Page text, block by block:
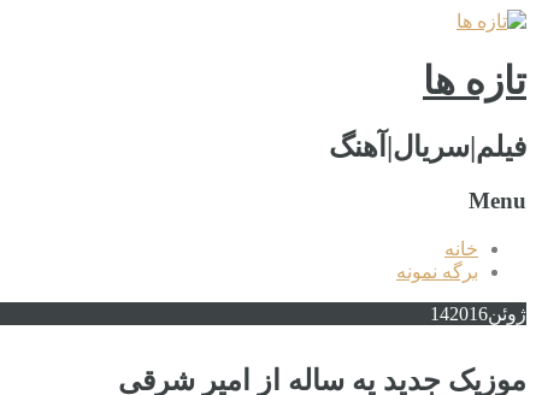
تازه ها
فیلم|سریال|آهنگ
Menu
خانه
برگه نمونه
ژوئن 142016
موزیک جدید یه ساله از امیر شرقی